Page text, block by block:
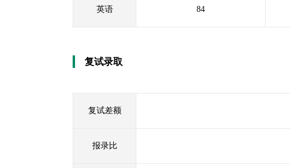
英语 84
复试录取
复试差额
报录比